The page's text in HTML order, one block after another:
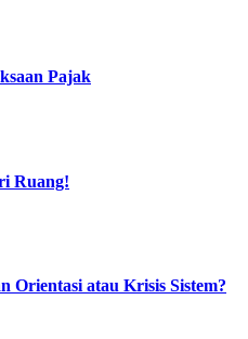
Pajak
Ruang!
Orientasi atau Krisis Sistem?